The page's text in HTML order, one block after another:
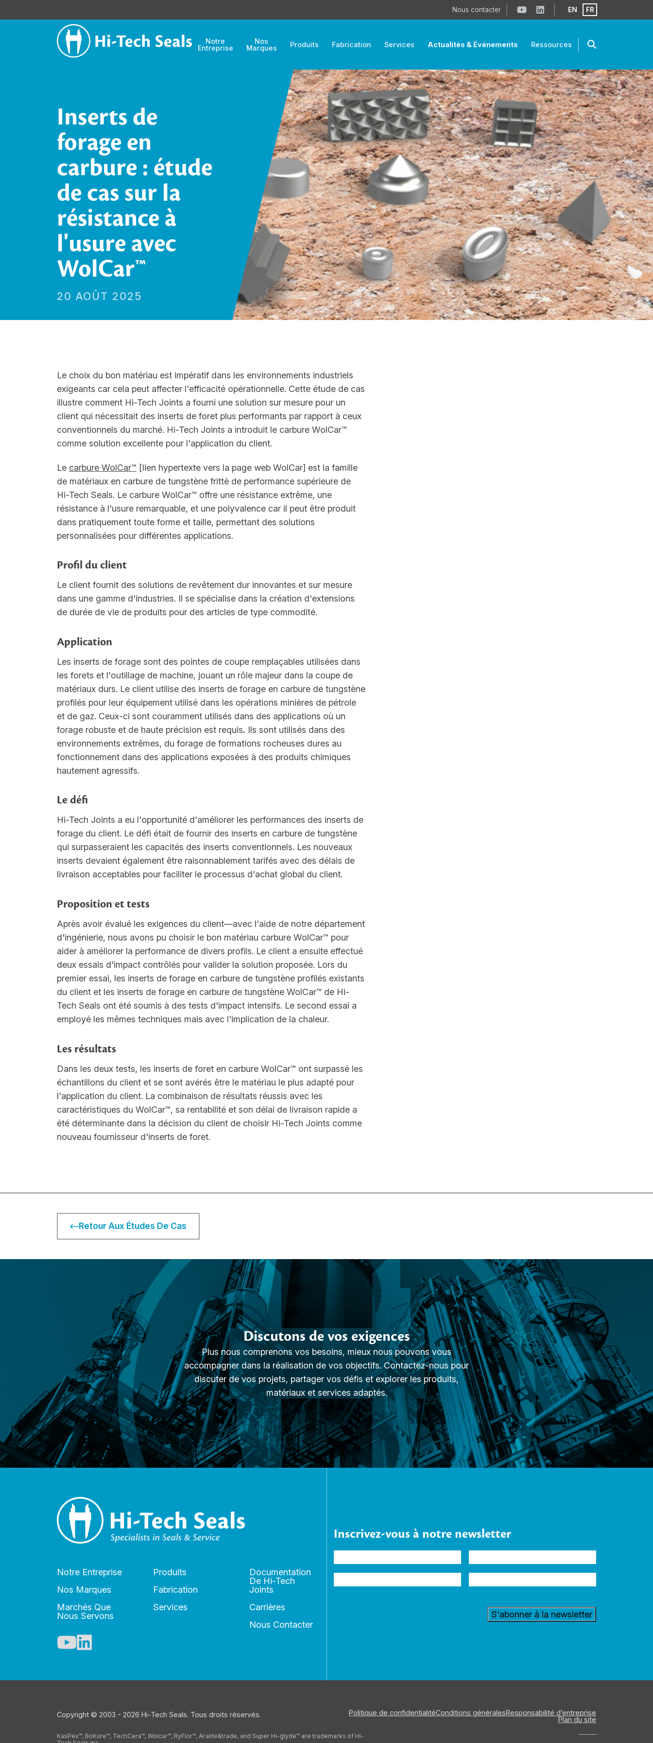
Nous contacter EN FR
Notre
Entreprise
Nos
Marques
Produits Fabrication Services Actualités & Événements Ressources
Inserts de
forage en
carbure : étude
de cas sur la
résistance à
l'usure avec
WolCar™
20 AOÛT 2025
Le choix du bon matériau est impératif dans les environnements industriels
exigeants car cela peut affecter l'efficacité opérationnelle. Cette étude de cas
illustre comment Hi-Tech Joints a fourni une solution sur mesure pour un
client qui nécessitait des inserts de foret plus performants par rapport à ceux
conventionnels du marché. Hi-Tech Joints a introduit le carbure WolCar™
comme solution excellente pour l'application du client.
Le carbure WolCar™ [lien hypertexte vers la page web WolCar] est la famille
de matériaux en carbure de tungstène fritté de performance supérieure de
Hi-Tech Seals. Le carbure WolCar™ offre une résistance extrême, une
résistance à l'usure remarquable, et une polyvalence car il peut être produit
dans pratiquement toute forme et taille, permettant des solutions
personnalisées pour différentes applications.
Profil du client
Le client fournit des solutions de revêtement dur innovantes et sur mesure
dans une gamme d'industries. Il se spécialise dans la création d'extensions
de durée de vie de produits pour des articles de type commodité.
Application
Les inserts de forage sont des pointes de coupe remplaçables utilisées dans
les forets et l'outillage de machine, jouant un rôle majeur dans la coupe de
matériaux durs. Le client utilise des inserts de forage en carbure de tungstène
profilés pour leur équipement utilisé dans les opérations minières de pétrole
et de gaz. Ceux-ci sont couramment utilisés dans des applications où un
forage robuste et de haute précision est requis. Ils sont utilisés dans des
environnements extrêmes, du forage de formations rocheuses dures au
fonctionnement dans des applications exposées à des produits chimiques
hautement agressifs.
Le défi
Hi-Tech Joints a eu l'opportunité d'améliorer les performances des inserts de
forage du client. Le défi était de fournir des inserts en carbure de tungstène
qui surpasseraient les capacités des inserts conventionnels. Les nouveaux
inserts devaient également être raisonnablement tarifés avec des délais de
livraison acceptables pour faciliter le processus d'achat global du client.
Proposition et tests
Après avoir évalué les exigences du client—avec l'aide de notre département
d'ingénierie, nous avons pu choisir le bon matériau carbure WolCar™ pour
aider à améliorer la performance de divers profils. Le client a ensuite effectué
deux essais d'impact contrôlés pour valider la solution proposée. Lors du
premier essai, les inserts de forage en carbure de tungstène profilés existants
du client et les inserts de forage en carbure de tungstène WolCar™ de Hi-
Tech Seals ont été soumis à des tests d'impact intensifs. Le second essai a
employé les mêmes techniques mais avec l'implication de la chaleur.
Les résultats
Dans les deux tests, les inserts de foret en carbure WolCar™ ont surpassé les
échantillons du client et se sont avérés être le matériau le plus adapté pour
l'application du client. La combinaison de résultats réussis avec les
caractéristiques du WolCar™, sa rentabilité et son délai de livraison rapide a
été déterminante dans la décision du client de choisir Hi-Tech Joints comme
nouveau fournisseur d'inserts de foret.
Retour Aux Études De Cas
Discutons de vos exigences
Plus nous comprenons vos besoins, mieux nous pouvons vous
accompagner dans la réalisation de vos objectifs. Contactez-nous pour
discuter de vos projets, partager vos défis et explorer les produits,
matériaux et services adaptés.
Notre Entreprise
Nos Marques
Marchés Que
Nous Servons
Produits
Fabrication
Services
Documentation
De Hi-Tech
Joints
Carrières
Nous Contacter
Inscrivez-vous à notre newsletter
Copyright © 2003 - 2026 Hi-Tech Seals. Tous droits réservés. Politique de confidentialitéConditions généralesResponsabilité d’entreprise
Plan du site
KasPex™, BoKure™, TechCera™, Wolcar™, RyFlor™, Aralite&trade, and Super Hi-glyde™ are trademarks of Hi-